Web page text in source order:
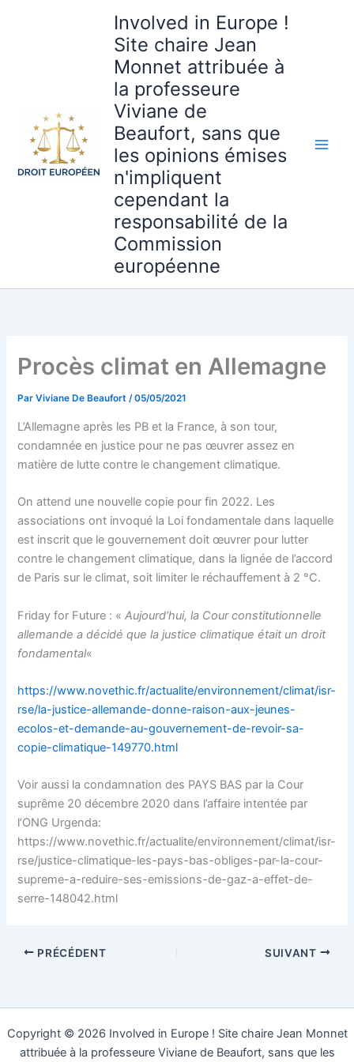
Involved in Europe !
Site chaire Jean
Monnet attribuée à
la professeure
Viviane de
Beaufort, sans que
les opinions émises
n'impliquent
cependant la
responsabilité de la
Commission
européenne
Procès climat en Allemagne
ParViviane De Beaufort/05/05/2021
L’Allemagne après les PB et la France, à son tour,
condamnée en justice pour ne pas œuvrer assez en
matière de lutte contre le changement climatique.
On attend une nouvelle copie pour fin 2022. Les
associations ont invoqué la Loi fondamentale dans laquelle
est inscrit que le gouvernement doit œuvrer pour lutter
contre le changement climatique, dans la lignée de l’accord
de Paris sur le climat, soit limiter le réchauffement à 2 °C.
Friday for Future : «Aujourd’hui, la Cour constitutionnelle
allemande a décidé que la justice climatique était un droit
fondamental«
https://www.novethic.fr/actualite/environnement/climat/isr-
rse/la-justice-allemande-donne-raison-aux-jeunes-
ecolos-et-demande-au-gouvernement-de-revoir-sa-
copie-climatique-149770.html
Voir aussi la condamnation des PAYS BAS par la Cour
suprême 20 décembre 2020 dans l’affaire intentée par
l’ONG Urgenda:
https://www.novethic.fr/actualite/environnement/climat/isr-
rse/justice-climatique-les-pays-bas-obliges-par-la-cour-
supreme-a-reduire-ses-emissions-de-gaz-a-effet-de-
serre-148042.html
PRÉCÉDENT SUIVANT
Copyright © 2026 Involved in Europe ! Site chaire Jean Monnet
attribuée à la professeure Viviane de Beaufort, sans que les